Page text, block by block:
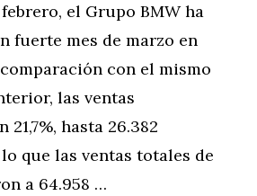
el Grupo BMW ha
fuerte mes de marzo en
comparación con el mismo
las ventas
hasta 26.382
que las ventas totales de
a 64.958 …